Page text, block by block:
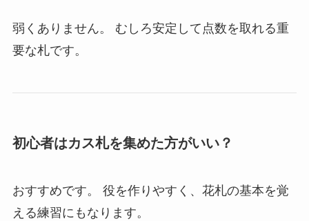
弱くありません。 むしろ安定して点数を取れる重
要な札です。
初心者はカス札を集めた方がいい？
おすすめです。 役を作りやすく、花札の基本を覚
える練習にもなります。